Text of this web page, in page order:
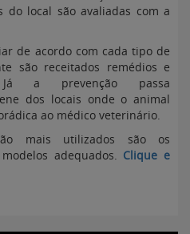
do local são avaliadas com a
de acordo com cada tipo de
são receitados remédios e
Já a prevenção passa
dos locais onde o animal
ao médico veterinário.
mais utilizados são os
adequados. Clique e